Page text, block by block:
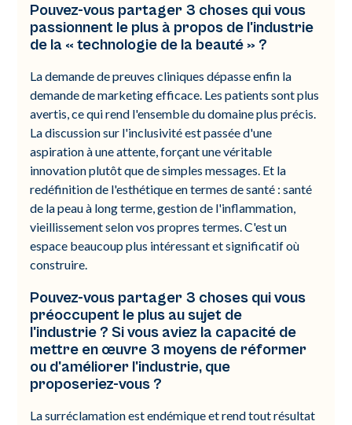
Pouvez-vous partager 3 choses qui vous
passionnent le plus à propos de l'industrie
de la « technologie de la beauté » ?
La demande de preuves cliniques dépasse enfin la
demande de marketing efficace. Les patients sont plus
avertis, ce qui rend l'ensemble du domaine plus précis.
La discussion sur l'inclusivité est passée d'une
aspiration à une attente, forçant une véritable
innovation plutôt que de simples messages. Et la
redéfinition de l'esthétique en termes de santé : santé
de la peau à long terme, gestion de l'inflammation,
vieillissement selon vos propres termes. C'est un
espace beaucoup plus intéressant et significatif où
construire.
Pouvez-vous partager 3 choses qui vous
préoccupent le plus au sujet de
l'industrie ? Si vous aviez la capacité de
mettre en œuvre 3 moyens de réformer
ou d'améliorer l'industrie, que
proposeriez-vous ?
La surréclamation est endémique et rend tout résultat